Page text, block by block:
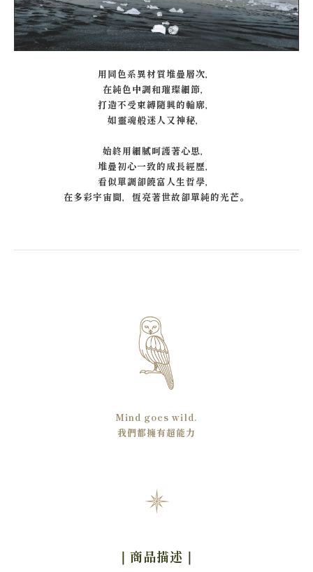
用同色系異材質堆疊層次，
在純色中調和璀璨細節，
打造不受束縛隨興的輪廓，
如靈魂般迷人又神秘，
始終用細膩呵護著心思，
堆疊初心一致的成長經歷，
看似單調卻饒富人生哲學，
在多彩宇宙間，恆亮著世故卻單純的光芒。
Mind goes wild.
我們都擁有超能力
｜商品描述 ｜